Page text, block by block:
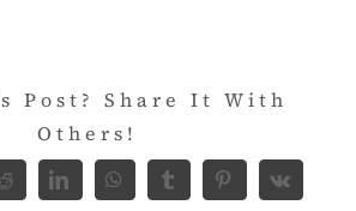
Post? Share It With
Others!
RedditLinkedInWhatsApp
TumblrPinterest
Vk